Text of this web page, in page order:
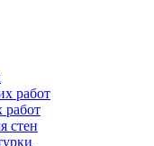
работ
работ
стен